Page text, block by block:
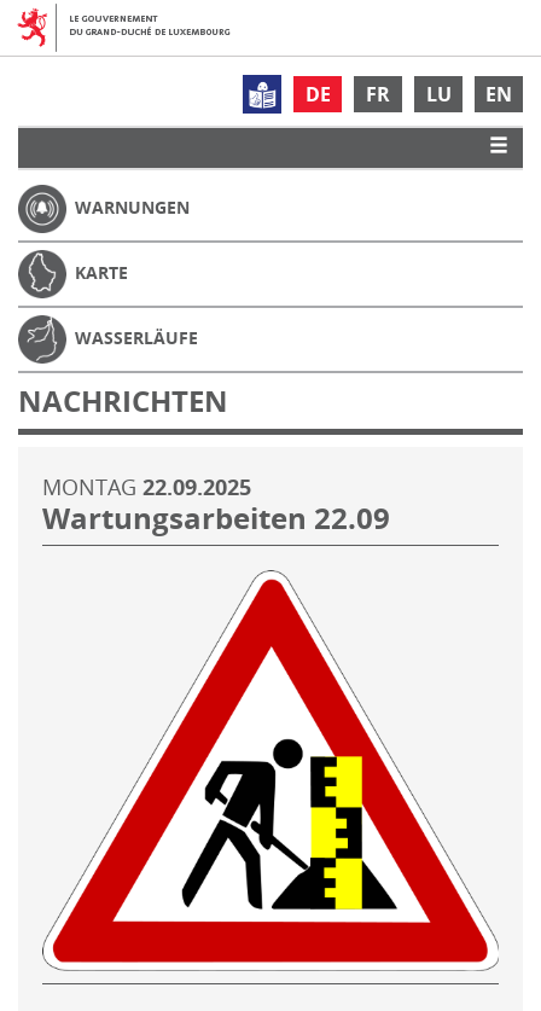
DE FR LU EN
WARNUNGEN
KARTE
WASSERLÄUFE
NACHRICHTEN
MONTAG 22.09.2025
Wartungsarbeiten 22.09